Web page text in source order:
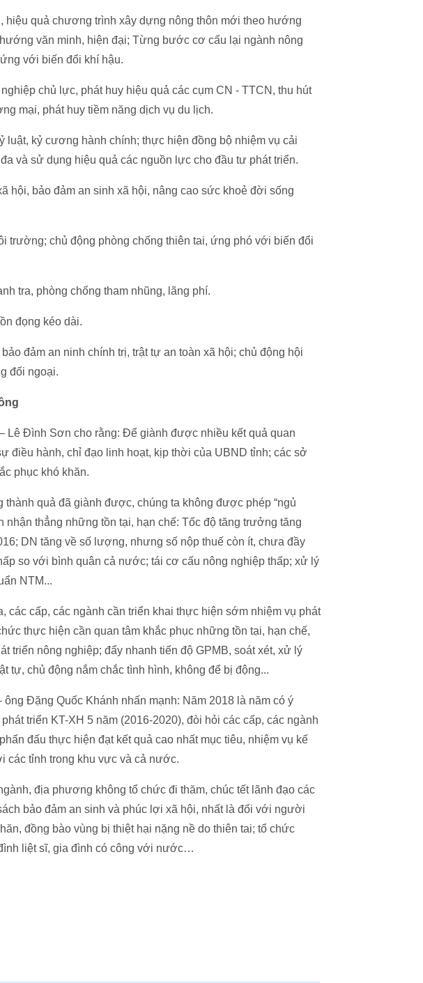
hiệu quả chương trình xây dựng nông thôn mới theo hướng
văn minh, hiện đại; Từng bước cơ cấu lại ngành nông
với biến đổi khí hậu.
chủ lực, phát huy hiệu quả các cụm CN - TTCN, thu hút
mại, phát huy tiềm năng dịch vụ du lịch.
luật, kỷ cương hành chính; thực hiện đồng bộ nhiệm vụ cải
và sử dụng hiệu quả các nguồn lực cho đầu tư phát triển.
hội, bảo đảm an sinh xã hội, nâng cao sức khoẻ đời sống
trường; chủ động phòng chống thiên tai, ứng phó với biến đổi
tra, phòng chống tham nhũng, lãng phí.
đọng kéo dài.
đảm an ninh chính trị, trật tự an toàn xã hội; chủ động hội
đối ngoại.
Lê Đình Sơn cho rằng: Để giành được nhiều kết quả quan
điều hành, chỉ đạo linh hoạt, kịp thời của UBND tỉnh; các sở
phục khó khăn.
quả đã giành được, chúng ta không được phép “ngủ
nhận thẳng những tồn tại, hạn chế: Tốc độ tăng trưởng tăng
DN tăng về số lượng, nhưng số nộp thuế còn ít, chưa đầy
so với bình quân cả nước; tái cơ cấu nông nghiệp thấp; xử lý
NTM...
các cấp, các ngành cần triển khai thực hiện sớm nhiệm vụ phát
thực hiện cần quan tâm khắc phục những tồn tại, hạn chế,
triển nông nghiệp; đẩy nhanh tiến độ GPMB, soát xét, xử lý
tự, chủ động nắm chắc tình hình, không để bị động...
Đặng Quốc Khánh nhấn mạnh: Năm 2018 là năm có ý
triển KT-XH 5 năm (2016-2020), đòi hỏi các cấp, các ngành
đấu thực hiện đạt kết quả cao nhất mục tiêu, nhiệm vụ kế
các tỉnh trong khu vực và cả nước.
địa phương không tổ chức đi thăm, chúc tết lãnh đạo các
bảo đảm an sinh và phúc lợi xã hội, nhất là đối với người
đồng bào vùng bị thiệt hại nặng nề do thiên tai; tổ chức
liệt sĩ, gia đình có công với nước…